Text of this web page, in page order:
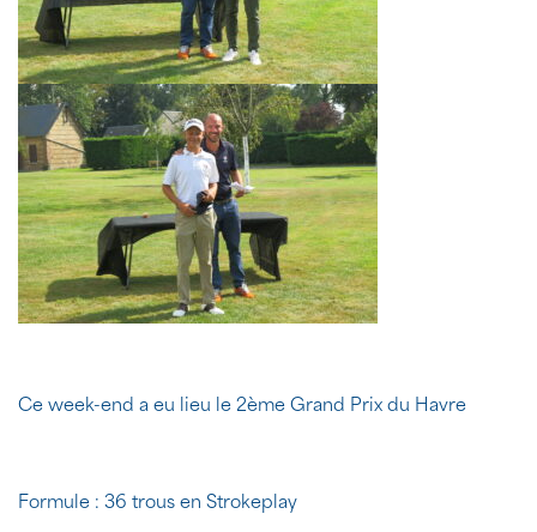
Ce week-end a eu lieu le 2ème Grand Prix du Havre
Formule : 36 trous en Strokeplay